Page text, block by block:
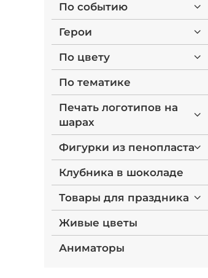
По событию
Герои
По цвету
По тематике
Печать логотипов на
шарах
Фигурки из пенопласта
Клубника в шоколаде
Товары для праздника
Живые цветы
Аниматоры